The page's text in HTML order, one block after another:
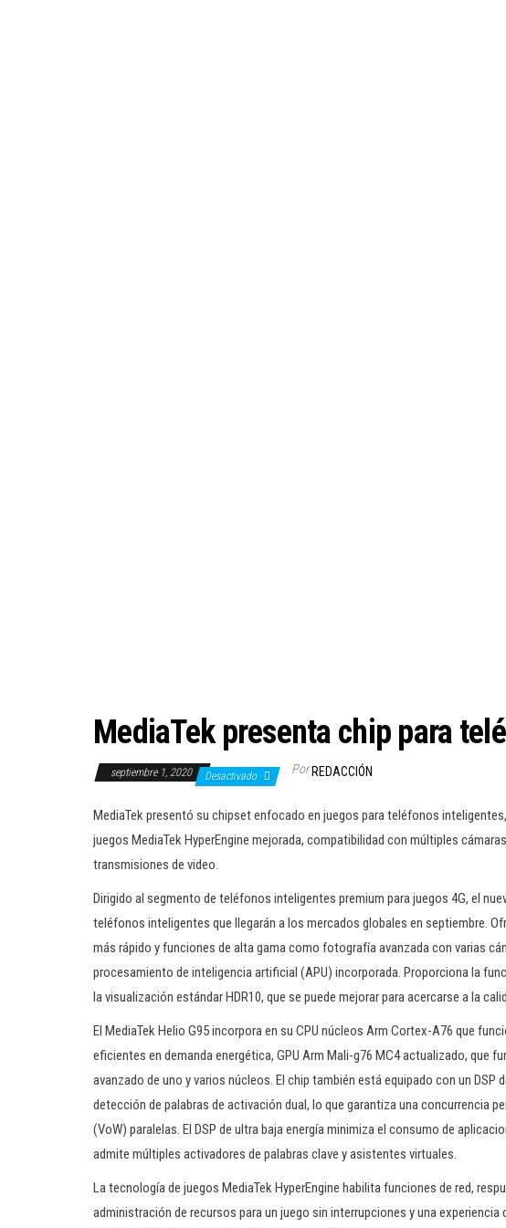
MediaTek presenta chip para
septiembre 1, 2020 Desactivado Por REDACCIÓN
MediaTek presentó su chipset enfocado en juegos para teléfonos
juegos MediaTek HyperEngine mejorada, compatibilidad con múltiples
transmisiones de video.
Dirigido al segmento de teléfonos inteligentes premium para juegos 4G, el
teléfonos inteligentes que llegarán a los mercados globales en septiembre.
más rápido y funciones de alta gama como fotografía avanzada con varias
procesamiento de inteligencia artificial (APU) incorporada. Proporciona la
la visualización estándar HDR10, que se puede mejorar para acercarse a la
El MediaTek Helio G95 incorpora en su CPU núcleos Arm Cortex-A76 que
eficientes en demanda energética, GPU Arm Mali-g76 MC4 actualizado, que
avanzado de uno y varios núcleos. El chip también está equipado con un DSP
detección de palabras de activación dual, lo que garantiza una concurrencia
(VoW) paralelas. El DSP de ultra baja energía minimiza el consumo de
admite múltiples activadores de palabras clave y asistentes virtuales.
La tecnología de juegos MediaTek HyperEngine habilita funciones de red,
administración de recursos para un juego sin interrupciones y una